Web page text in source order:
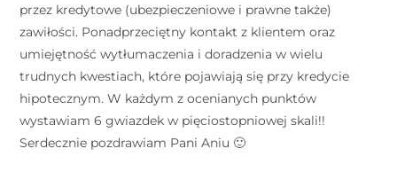
przez kredytowe (ubezpieczeniowe i prawne także)
zawiłości. Ponadprzeciętny kontakt z klientem oraz
umiejętność wytłumaczenia i doradzenia w wielu
trudnych kwestiach, które pojawiają się przy kredycie
hipotecznym. W każdym z ocenianych punktów
wystawiam 6 gwiazdek w pięciostopniowej skali!!
Serdecznie pozdrawiam Pani Aniu 🙂